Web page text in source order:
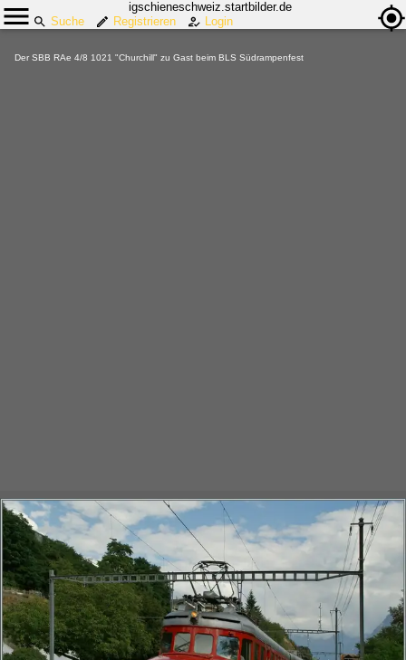
igschieneschweiz.startbilder.de
Suche
Registrieren Login
Der SBB RAe 4/8 1021 "Churchill" zu Gast beim BLS Südrampenfest